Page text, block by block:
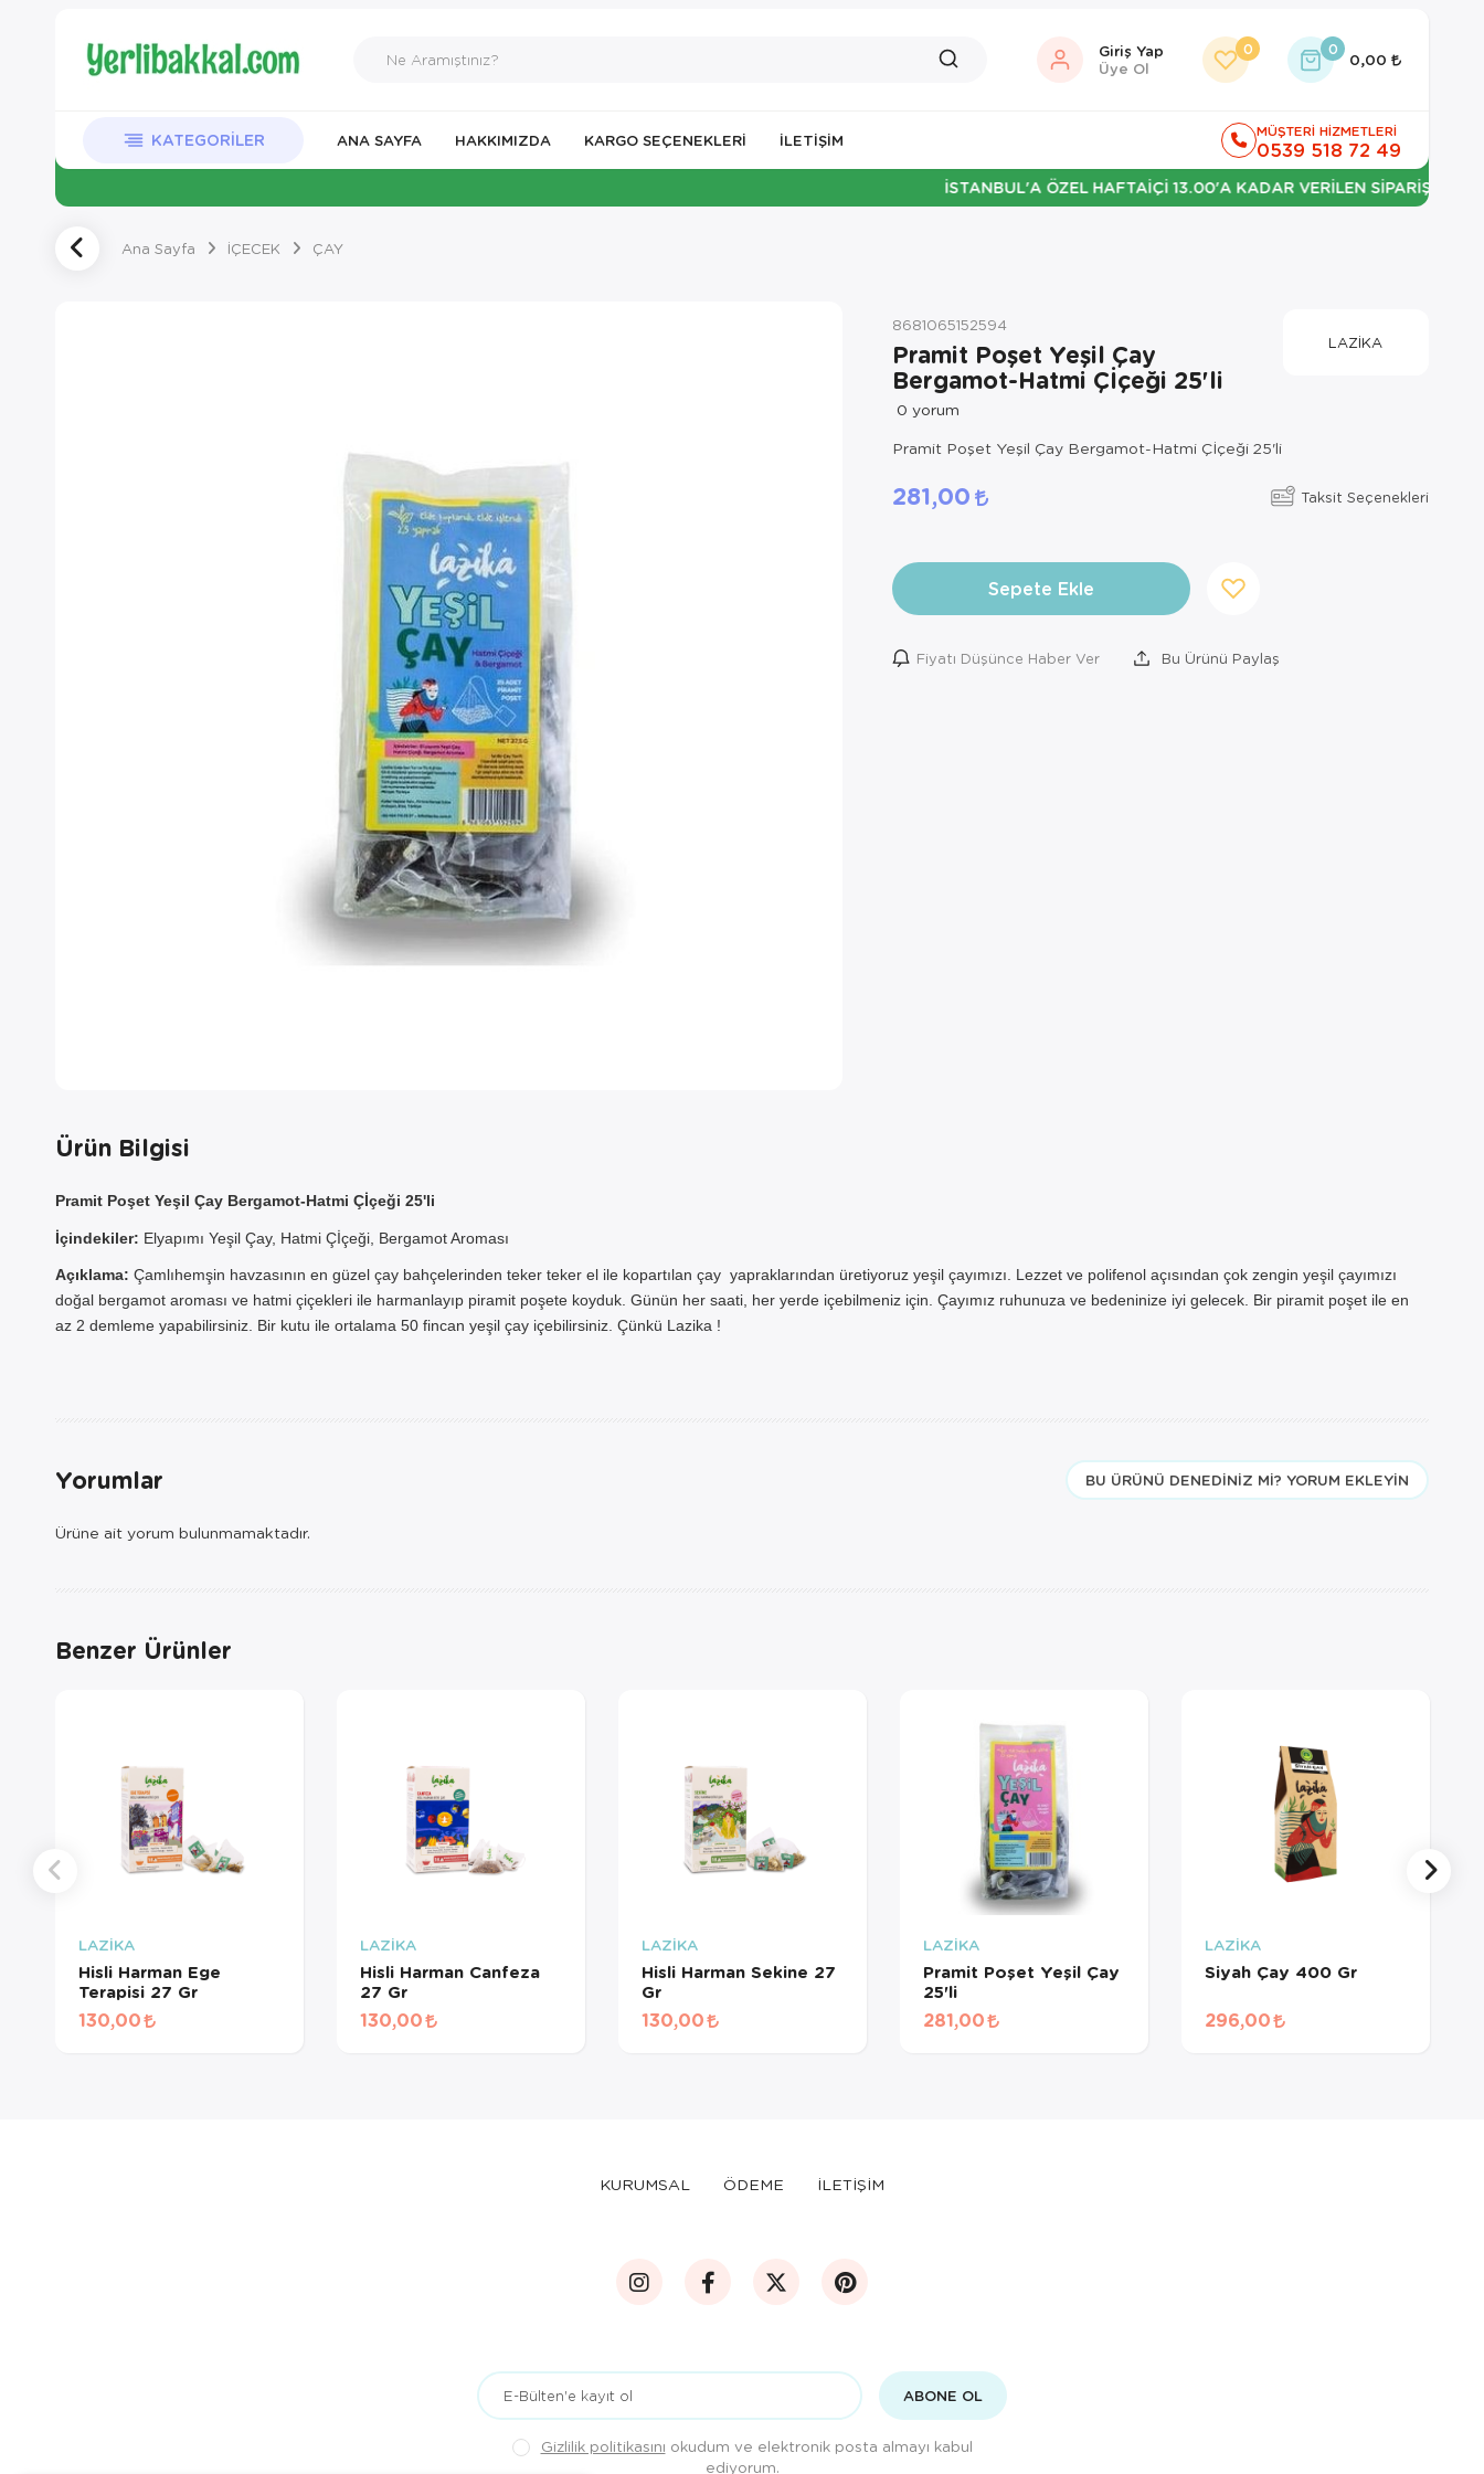
Giriş Yap
Üye Ol
0 0
0,00
KATEGORILER ANA SAYFA HAKKIMIZDA KARGO SEÇENEKLERİ İLETIŞIM MÜŞTERİ HİZMETLERİ
0539 518 72 49
İSTANBUL'A ÖZEL HAFTAİÇİ 13.00'A KADAR VERİLEN SİPARİŞLERDE
Ana Sayfa İÇECEK ÇAY
8681065152594
Pramit Poşet Yeşil Çay
Bergamot-Hatmi Çİçeği 25'li
0 yorum
LAZİKA
Pramit Poşet Yeşil Çay Bergamot-Hatmi Çİçeği 25'li
281,00 Taksit Seçenekleri
Sepete Ekle
Fiyatı Düşünce Haber Ver Bu Ürünü Paylaş
Ürün Bilgisi
Pramit Poşet Yeşil Çay Bergamot-Hatmi Çİçeği 25'li
İçindekiler: Elyapımı Yeşil Çay, Hatmi Çİçeği, Bergamot Aroması
Açıklama: Çamlıhemşin havzasının en güzel çay bahçelerinden teker teker el ile kopartılan çay yapraklarından üretiyoruz yeşil çayımızı. Lezzet ve polifenol açısından çok zengin yeşil çayımızı
doğal bergamot aroması ve hatmi çiçekleri ile harmanlayıp piramit poşete koyduk. Günün her saati, her yerde içebilmeniz için. Çayımız ruhunuza ve bedeninize iyi gelecek. Bir piramit poşet ile en
az 2 demleme yapabilirsiniz. Bir kutu ile ortalama 50 fincan yeşil çay içebilirsiniz. Çünkü Lazika !
Yorumlar BU ÜRÜNÜ DENEDINIZ MI? YORUM EKLEYIN
Ürüne ait yorum bulunmamaktadır.
Benzer Ürünler
LAZİKA
Hisli Harman Ege
Terapisi 27 Gr
130,00
LAZİKA
Hisli Harman Canfeza
27 Gr
130,00
LAZİKA
Hisli Harman Sekine 27
Gr
130,00
LAZİKA
Pramit Poşet Yeşil Çay
25'li
281,00
LAZİKA
Siyah Çay 400 Gr
296,00
KURUMSAL ÖDEME İLETİŞİM
ABONE OL
Gizlilik politikasını okudum ve elektronik posta almayı kabul
ediyorum.
AYNI GÜN TESLİMAT
ÜRÜNLERİ
Sepetinizde AYNI GÜN TESLİMAT ürünü bulunduğu